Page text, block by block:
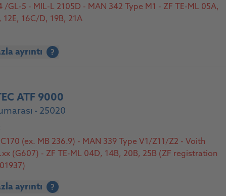
/GL-5 - MIL-L 2105D - MAN 342 Type M1 - ZF TE-ML 05A,
12E, 16C/D, 19B, 21A
ayrıntı ?
ATF 9000
- 25020
(ex. MB 236.9) - MAN 339 Type V1/Z11/Z2 - Voith
(G607) - ZF TE-ML 04D, 14B, 20B, 25B (ZF registration
ayrıntı ?